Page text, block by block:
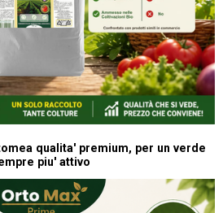
qualita' premium, per un verde
piu' attivo